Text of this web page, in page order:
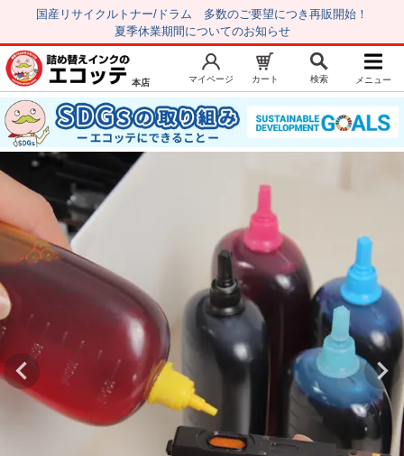
国産リサイクルトナー/ドラム 多数のご要望につき再販開始！
夏季休業期間についてのお知らせ
新規会員登録 マイページ
トップページ お気に入り
注文履歴 レビュー履歴
はじめての方へ
商品を探す
キャノンインク
エプソンインク
ブラザーインク
詰め替えインク
本店 マイページ カート 検索 メニュー